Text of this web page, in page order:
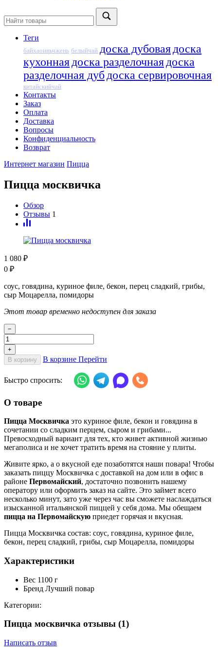
Теги
байхаоиньчжень белыйчай доска дубовая доска
кухонная доска разделочная доска
разделочная дуб доска сервировочная
китайскийчай
Контакты
Заказ
Оплата
Доставка
Вопросы
Конфиденциальность
Возврат
Интернет магазин Пицца
Пицца москвичка
Обзор
Отзывы 1
1 080 ₽
0 ₽
соус, говядина, куриное филе, бекон, перец сладкий, грибы,
сыр Моцарелла, помидоры
Этот товар временно недоступен для заказа
−
+
В корзину
В корзине Перейти
Быстро спросить:
О товаре
Пицца Москвичка это куриное филе, бекон и говядина в
сочетании со сладким перцем, сыром и грибами...
Превосходный вариант для тех, кто живет активной жизнью
мегаполиса и не хочет тратить время на стояние у плиты.
Живите ярко, а о вкусной еде позаботятся наши повара! Чтобы
заказать пиццу Москвичка с доставкой на дом или в офис в
районе Первомайский, достаточно позвонить нашему
оператору или оформить заказ на сайте. Это займет всего
несколько минут, зато уже через час вы сможете наслаждаться
изысканной итальянской пиццей у себя дома. Мы обещаем
пицца на Первомайскую приедет горячая и вкусная.
Пицца Москвичка состав: соус, говядина, куриное филе,
бекон, перец сладкий, грибы, сыр Моцарелла, помидоры
Характеристики
Вес 1100 г
Бренд Лучший повар
Категории:
Пицца москвичка отзывы (1)
Написать отзыв